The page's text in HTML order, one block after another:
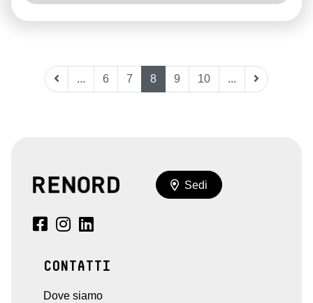
... 6 7 8 9 10 ...
Sedi
CONTATTI
Dove siamo